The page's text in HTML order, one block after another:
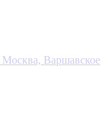
Москва, Варшавское